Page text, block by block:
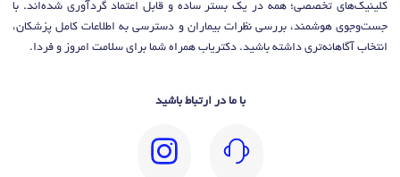
کلینیک‌های تخصصی؛ همه در یک بستر ساده و قابل اعتماد گردآوری شده‌اند. با
جست‌وجوی هوشمند، بررسی نظرات بیماران و دسترسی به اطلاعات کامل پزشکان،
انتخاب آگاهانه‌تری داشته باشید. دکتریاب همراه شما برای سلامت امروز و فردا.
با ما در ارتباط باشید